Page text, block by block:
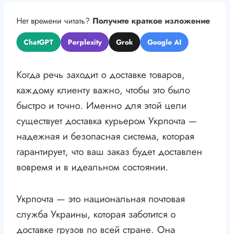
Нет времени читать? Получите краткое изложение
ChatGPT Perplexity Grok Google AI
Когда речь заходит о доставке товаров,
каждому клиенту важно, чтобы это было
быстро и точно. Именно для этой цели
существует доставка курьером Укрпочта —
надежная и безопасная система, которая
гарантирует, что ваш заказ будет доставлен
вовремя и в идеальном состоянии.
Укрпочта — это национальная почтовая
служба Украины, которая заботится о
доставке грузов по всей стране. Она